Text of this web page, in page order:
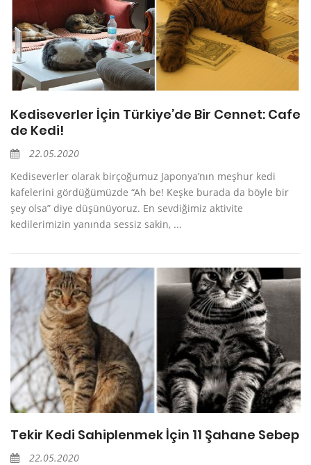
Kediseverler İçin Türkiye’de Bir Cennet: Cafe
de Kedi!
22.05.2020
Kediseverler olarak birçoğumuz Japonya’nın meşhur kedi
kafelerini gördüğümüzde “Ah be! Keşke burada da böyle bir
şey olsa” diye düşünüyoruz. En sevdiğimiz aktivite
kedilerimizin yanında sessiz sakin, ...
Tekir Kedi Sahiplenmek İçin 11 Şahane Sebep
22.05.2020